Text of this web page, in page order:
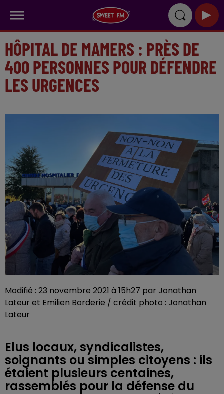
HÔPITAL DE MAMERS : PRÈS DE
400 PERSONNES POUR DÉFENDRE
LES URGENCES
Modifié : 23 novembre 2021 à 15h27 par Jonathan
Lateur et Emilien Borderie / crédit photo : Jonathan
Lateur
Elus locaux, syndicalistes,
soignants ou simples citoyens : ils
étaient plusieurs centaines,
rassemblés pour la défense du